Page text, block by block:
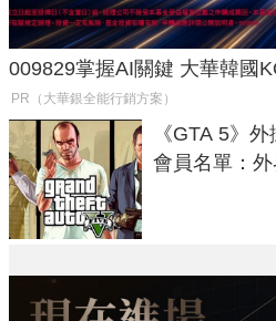
009829掌握AI關鍵 大華韓國
PR（大華銀全能行銷方案）
《GTA 5》
會員名單：